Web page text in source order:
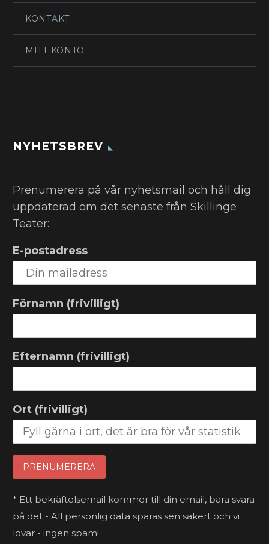
KONTAKT
MITT KONTO
NYHETSBREV
Prenumerera på vår nyhetsmail och håll dig
uppdaterad om det senaste från Skillinge
Teater:
E-postadress
Förnamn (frivilligt)
Efternamn (frivilligt)
Ort (frivilligt)
* Ett bekräftelsemail kommer till din email, bara svara
på det - All personlig data sparas sen säkert och vi
lovar - ingen spam!